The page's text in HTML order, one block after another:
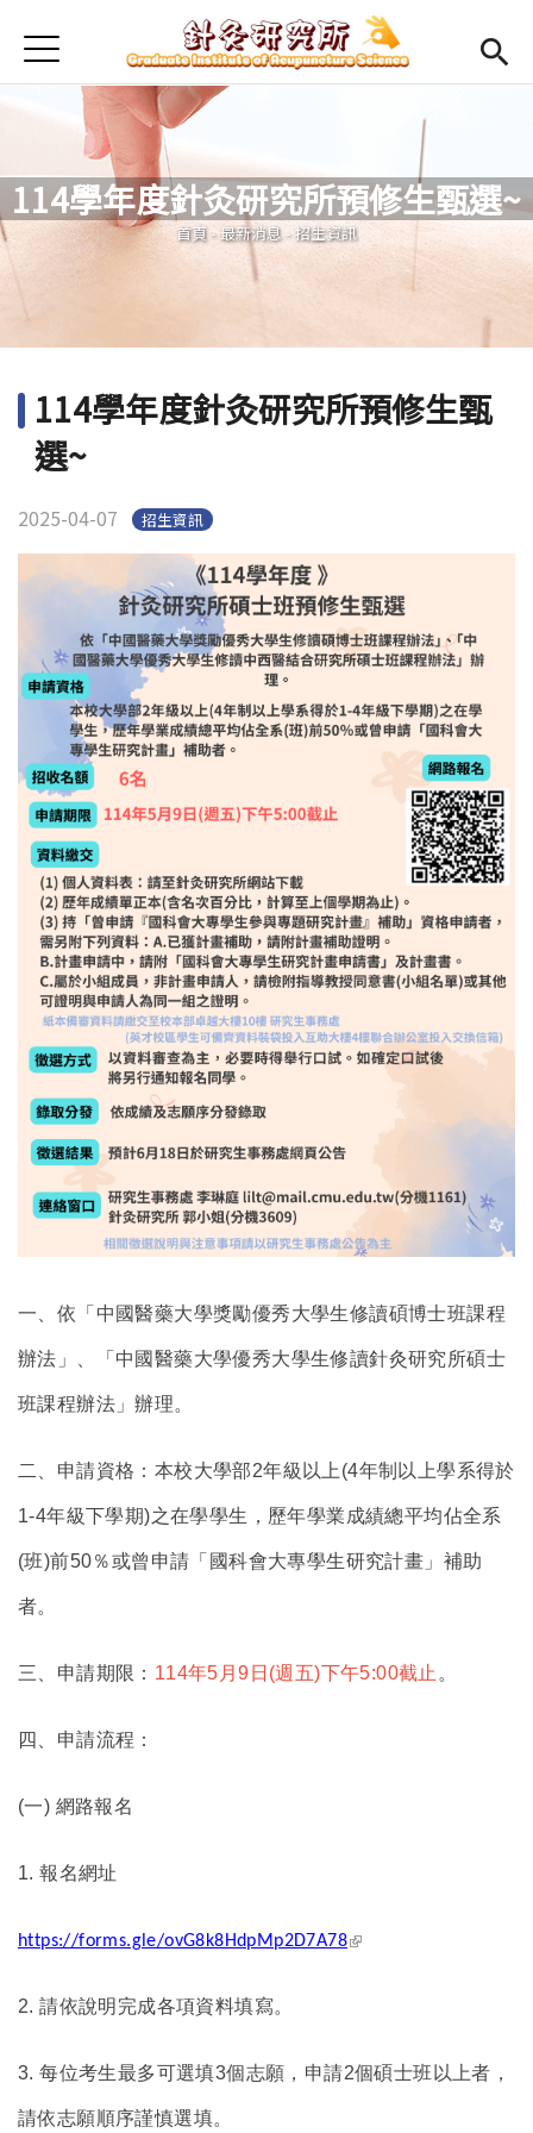
首頁
最新消息
本所簡介
Open submenu (師資陣容)
師資陣容
Open submenu (課程規劃)
課程規劃
Open submenu (學生專區)
學生專區
Open
English
Jump to Navigation
Jump to Main content
114學年度針灸研究所預修生甄選~
您在這裡
首頁-最新消息 -招生資訊
114學年度針灸研究所預修生甄
選~
2025-04-07 招生資訊
一、依「中國醫藥大學獎勵優秀大學生修讀碩博士班課程
辦法」、「中國醫藥大學優秀大學生修讀針灸研究所碩士
班課程辦法」辦理。
二、申請資格：本校大學部2年級以上(4年制以上學系得於
1-4年級下學期)之在學學生，歷年學業成績總平均佔全系
(班)前50％或曾申請「國科會大專學生研究計畫」補助
者。
三、申請期限： 114年5月9日(週五)下午5:00截止 。
四、申請流程：
(一) 網路報名
1.報名網址
https://forms.gle/ovG8k8HdpMp2D7A78(link is external)
2.請依說明完成各項資料填寫。
3.每位考生最多可選填3個志願，申請2個碩士班以上者，
請依志願順序謹慎選填。